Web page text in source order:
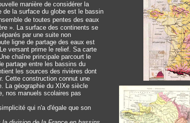
manière de considérer la
de la surface du globe est le bassin
de toutes pentes des eaux
». La surface des continents se
par une suite non
ligne de partage des eaux est
versant prime le relief. Sa carte
chaîne principale parcourt le
partage entre les bassins du
les sources des rivières dont
Cette construction connut une
La géographie du XIXe siècle
nos manuels scolaires pas
qui n'a d'égale que son